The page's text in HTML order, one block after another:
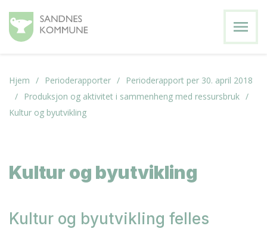
menu
Hjem Perioderapporter
Perioderapport per 30. april 2018
Produksjon og aktivitet i sammenheng med ressursbruk
Kultur og byutvikling
Kultur og byutvikling
Kultur og byutvikling felles